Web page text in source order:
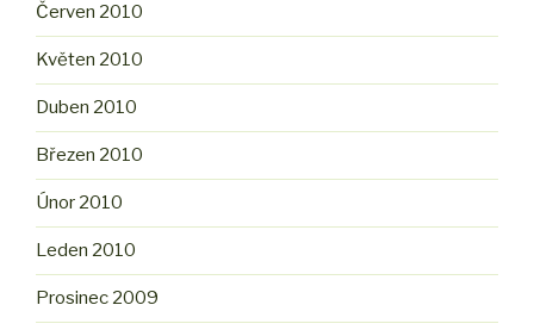
Červen 2010
Květen 2010
Duben 2010
Březen 2010
Únor 2010
Leden 2010
Prosinec 2009